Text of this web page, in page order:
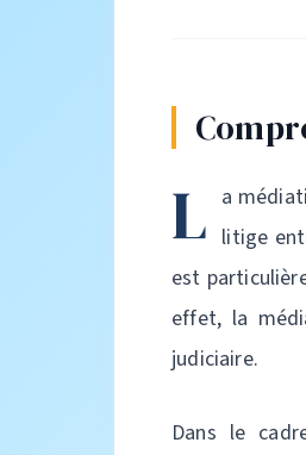
L a
litige
est
effet, la
judiciaire.
Dans le